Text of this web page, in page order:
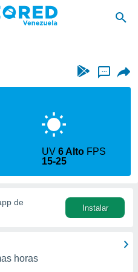
...
UV6 Alto FPS
15-25
de
Instalar
horas